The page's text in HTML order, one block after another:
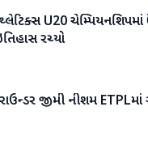
U20 ચેમ્પિયનશિપમાં
રચ્યો
જીમી નીશમ ETPLમાં